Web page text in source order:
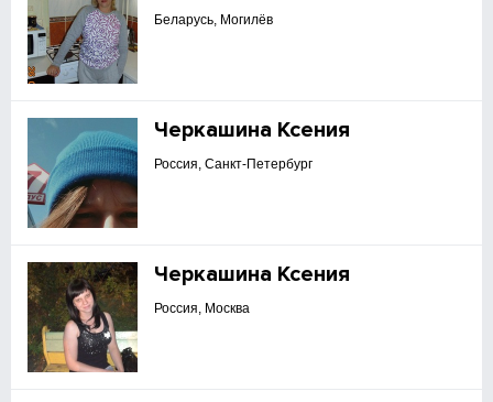
Беларусь, Могилёв
Черкашина Ксения
Россия, Санкт-Петербург
Черкашина Ксения
Россия, Москва